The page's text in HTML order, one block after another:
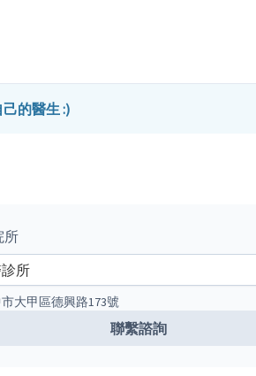
的醫生 :)
所
大甲區德興路173號
聯繫諮詢